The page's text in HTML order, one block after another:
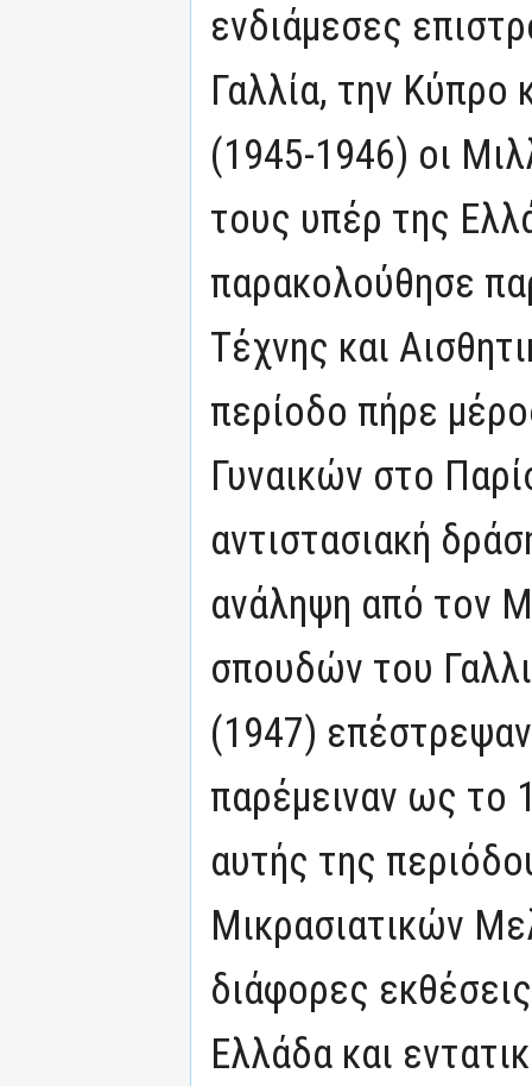
ενδιάμεσες
Γαλλία, την Κύπρο
(1945-1946) οι
τους υπέρ της
παρακολούθησε
Τέχνης και
περίοδο πήρε
Γυναικών στο
αντιστασιακή
ανάληψη από τον
σπουδών του
(1947)
παρέμειναν ως το
αυτής της
Μικρασιατικών
διάφορες
Ελλάδα και